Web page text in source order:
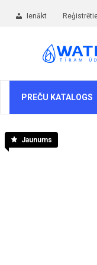
Ienākt
PREČU KATALOGS
Jaunums